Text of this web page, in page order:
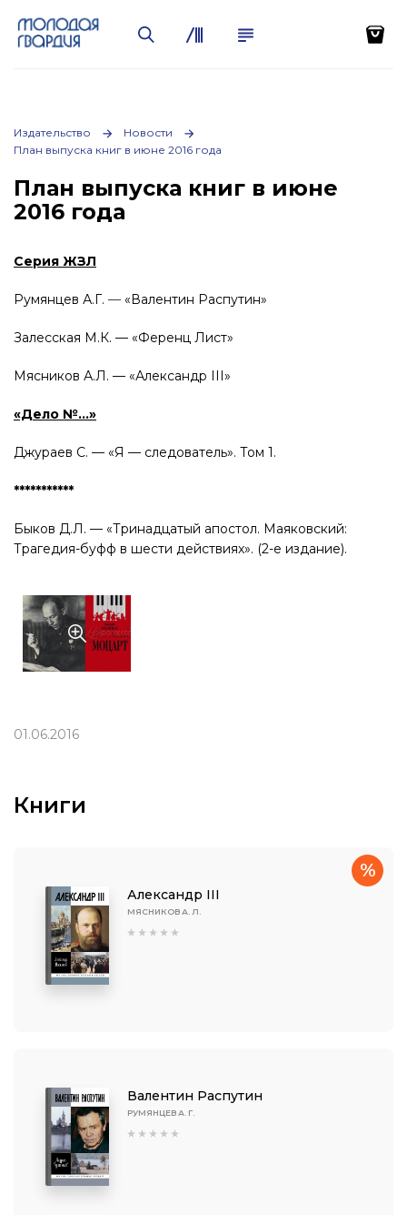
Издательство
Новости
План выпуска книг в июне 2016 года
План выпуска книг в июне
2016 года
Серия ЖЗЛ
Румянцев А.Г. — «Валентин Распутин»
Залесская М.К. — «Ференц Лист»
Мясников А.Л. — «Александр III»
«Дело №…»
Джураев С. — «Я — следователь». Том 1.
***********
Быков Д.Л. — «Тринадцатый апостол. Маяковский:
Трагедия-буфф в шести действиях». (2-е издание).
01.06.2016
Книги
Александр III
МЯСНИКОВ А. Л.
%
Валентин Распутин
РУМЯНЦЕВ А. Г.